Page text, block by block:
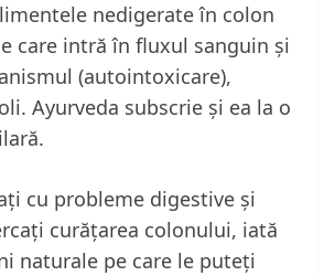
nedigerate în colon
care intră în fluxul sanguin și
(autointoxicare),
Ayurveda subscrie și ea la o
cu probleme digestive și
curățarea colonului, iată
naturale pe care le puteți